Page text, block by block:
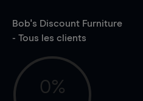
Bob's Discount Furniture
- Tous les clients
0%